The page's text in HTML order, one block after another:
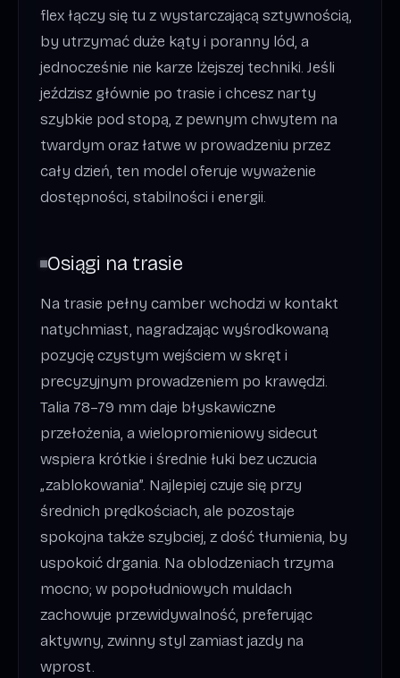
flex łączy się tu z wystarczającą sztywnością,
by utrzymać duże kąty i poranny lód, a
jednocześnie nie karze lżejszej techniki. Jeśli
jeździsz głównie po trasie i chcesz narty
szybkie pod stopą, z pewnym chwytem na
twardym oraz łatwe w prowadzeniu przez
cały dzień, ten model oferuje wyważenie
dostępności, stabilności i energii.
Osiągi na trasie
Na trasie pełny camber wchodzi w kontakt
natychmiast, nagradzając wyśrodkowaną
pozycję czystym wejściem w skręt i
precyzyjnym prowadzeniem po krawędzi.
Talia 78–79 mm daje błyskawiczne
przełożenia, a wielopromieniowy sidecut
wspiera krótkie i średnie łuki bez uczucia
„zablokowania”. Najlepiej czuje się przy
średnich prędkościach, ale pozostaje
spokojna także szybciej, z dość tłumienia, by
uspokoić drgania. Na oblodzeniach trzyma
mocno; w popołudniowych muldach
zachowuje przewidywalność, preferując
aktywny, zwinny styl zamiast jazdy na
wprost.